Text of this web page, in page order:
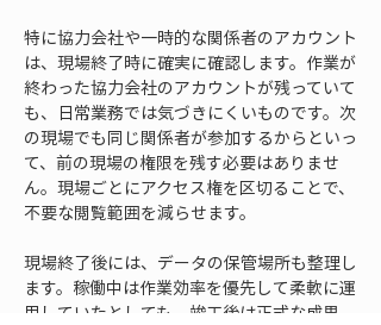
特に協力会社や一時的な関係者のアカウント
は、現場終了時に確実に確認します。作業が
終わった協力会社のアカウントが残っていて
も、日常業務では気づきにくいものです。次
の現場でも同じ関係者が参加するからといっ
て、前の現場の権限を残す必要はありませ
ん。現場ごとにアクセス権を区切ることで、
不要な閲覧範囲を減らせます。
現場終了後には、データの保管場所も整理し
ます。稼働中は作業効率を優先して柔軟に運
用していたとしても、竣工後は正式な成果